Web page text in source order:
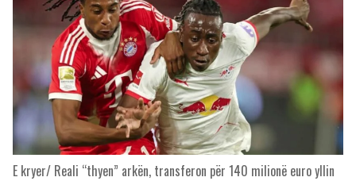
E kryer/ Reali “thyen” arkën, transferon për 140 milionë euro yllin